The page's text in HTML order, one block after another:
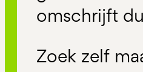
omschrijft
Zoek zelf